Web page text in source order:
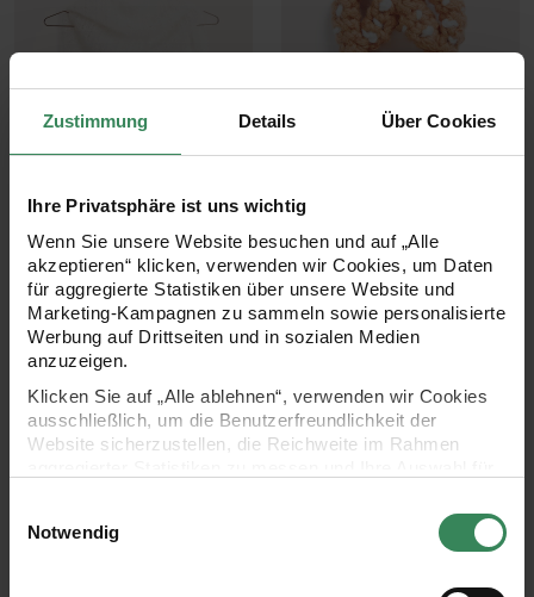
Zustimmung Details Über Cookies
Ihre Privatsphäre ist uns wichtig
Wenn Sie unsere Website besuchen und auf „Alle
akzeptieren“ klicken, verwenden wir Cookies, um Daten
für aggregierte Statistiken über unsere Website und
Marketing-Kampagnen zu sammeln sowie personalisierte
Werbung auf Drittseiten und in sozialen Medien
anzuzeigen.
Klicken Sie auf „Alle ablehnen“, verwenden wir Cookies
ausschließlich, um die Benutzerfreundlichkeit der
Website sicherzustellen, die Reichweite im Rahmen
Ihre Einwilligung ist freiwillig und kann jederzeit über den
Link „Cookie-Einstellungen“ im Fußbereich der Seite
Notwendig
Dreieckstuch
Zum Strickset Zum Häkelset